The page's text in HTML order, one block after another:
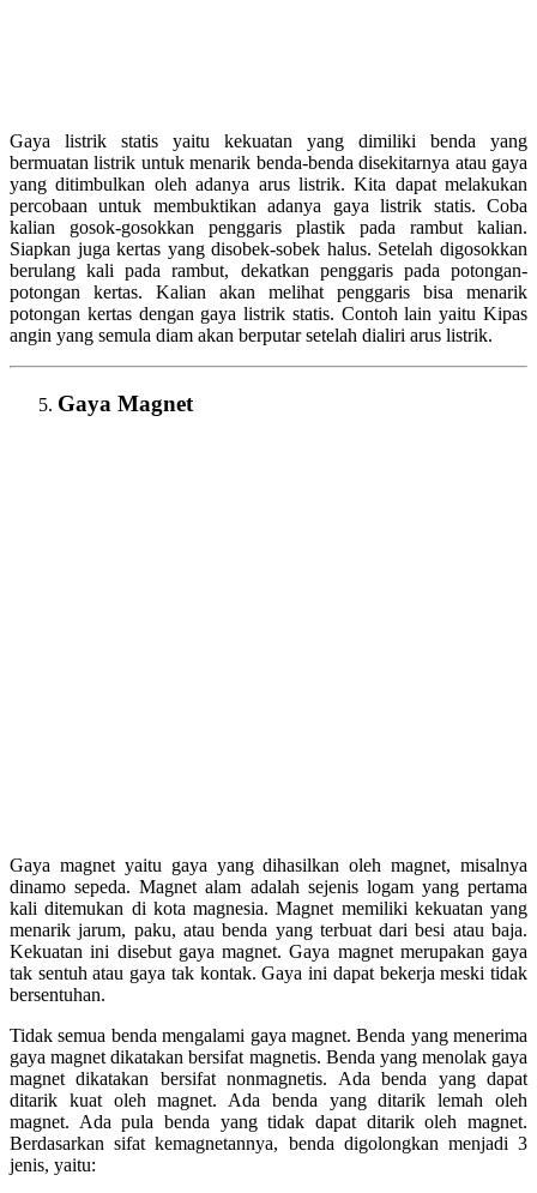
Gaya listrik statis yaitu kekuatan yang dimiliki benda yang
bermuatan listrik untuk menarik benda-benda disekitarnya atau gaya
yang ditimbulkan oleh adanya arus listrik. Kita dapat melakukan
percobaan untuk membuktikan adanya gaya listrik statis. Coba
kalian gosok-gosokkan penggaris plastik pada rambut kalian.
Siapkan juga kertas yang disobek-sobek halus. Setelah digosokkan
berulang kali pada rambut, dekatkan penggaris pada potongan-
potongan kertas. Kalian akan melihat penggaris bisa menarik
potongan kertas dengan gaya listrik statis. Contoh lain yaitu Kipas
angin yang semula diam akan berputar setelah dialiri arus listrik.
Gaya Magnet
Gaya magnet yaitu gaya yang dihasilkan oleh magnet, misalnya
dinamo sepeda. Magnet alam adalah sejenis logam yang pertama
kali ditemukan di kota magnesia. Magnet memiliki kekuatan yang
menarik jarum, paku, atau benda yang terbuat dari besi atau baja.
Kekuatan ini disebut gaya magnet. Gaya magnet merupakan gaya
tak sentuh atau gaya tak kontak. Gaya ini dapat bekerja meski tidak
bersentuhan.
Tidak semua benda mengalami gaya magnet. Benda yang menerima
gaya magnet dikatakan bersifat magnetis. Benda yang menolak gaya
magnet dikatakan bersifat nonmagnetis. Ada benda yang dapat
ditarik kuat oleh magnet. Ada benda yang ditarik lemah oleh
magnet. Ada pula benda yang tidak dapat ditarik oleh magnet.
Berdasarkan sifat kemagnetannya, benda digolongkan menjadi 3
jenis, yaitu: